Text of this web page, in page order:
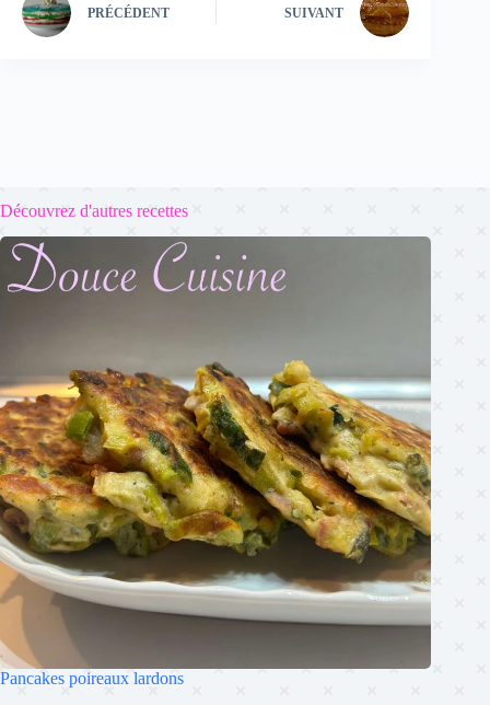
PRÉCÉDENT SUIVANT
Découvrez d'autres recettes
Pancakes poireaux lardons